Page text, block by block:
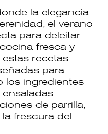
la elegancia
el verano
para deleitar
fresca y
estas recetas
para
los ingredientes
de parrilla,
frescura del